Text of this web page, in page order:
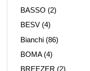
BASSO (2)
BESV (4)
Bianchi (86)
BOMA(4)
BREEZER (2)